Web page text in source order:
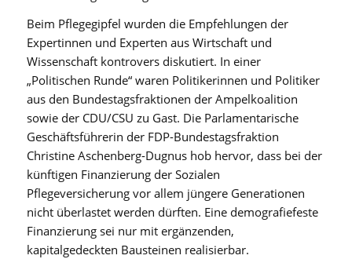
Beim Pflegegipfel wurden die Empfehlungen der
Expertinnen und Experten aus Wirtschaft und
Wissenschaft kontrovers diskutiert. In einer
„Politischen Runde“ waren Politikerinnen und Politiker
aus den Bundestagsfraktionen der Ampelkoalition
sowie der CDU/CSU zu Gast. Die Parlamentarische
Geschäftsführerin der FDP-Bundestagsfraktion
Christine Aschenberg-Dugnus hob hervor, dass bei der
künftigen Finanzierung der Sozialen
Pflegeversicherung vor allem jüngere Generationen
nicht überlastet werden dürften. Eine demografiefeste
Finanzierung sei nur mit ergänzenden,
kapitalgedeckten Bausteinen realisierbar.